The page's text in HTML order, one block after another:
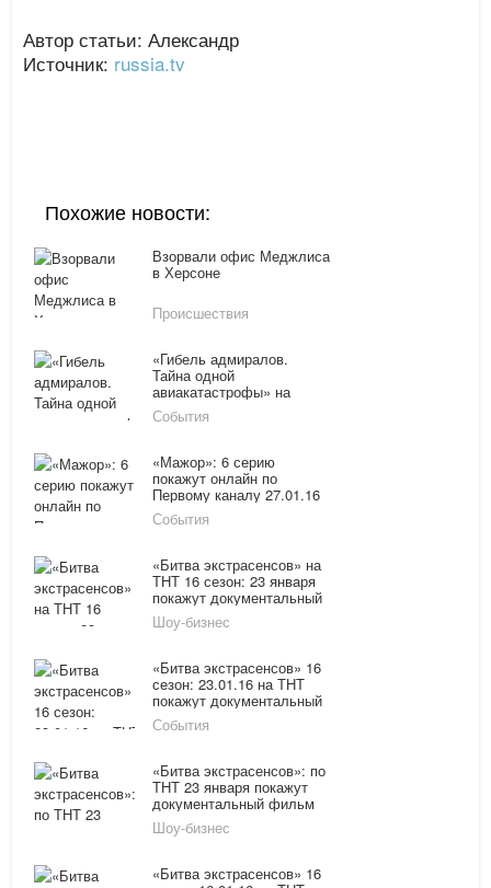
Автор статьи: Александр
Источник: russia.tv
Похожие новости:
Взорвали офис Меджлиса
в Херсоне
Происшествия
«Гибель адмиралов.
Тайна одной
авиакатастрофы» на
«России-1» от 07.02.16
смотрите онлайн
События
«Мажор»: 6 серию
покажут онлайн по
Первому каналу 27.01.16
События
«Битва экстрасенсов» на
ТНТ 16 сезон: 23 января
покажут документальный
фильм - «Один день с
Мэрилин Керро»
Шоу-бизнес
«Битва экстрасенсов» 16
сезон: 23.01.16 на ТНТ
покажут документальный
фильм - «Один день с
Мэрилин Керро»
События
«Битва экстрасенсов»: по
ТНТ 23 января покажут
документальный фильм
про Мэрилин Керро
Шоу-бизнес
«Битва экстрасенсов» 16